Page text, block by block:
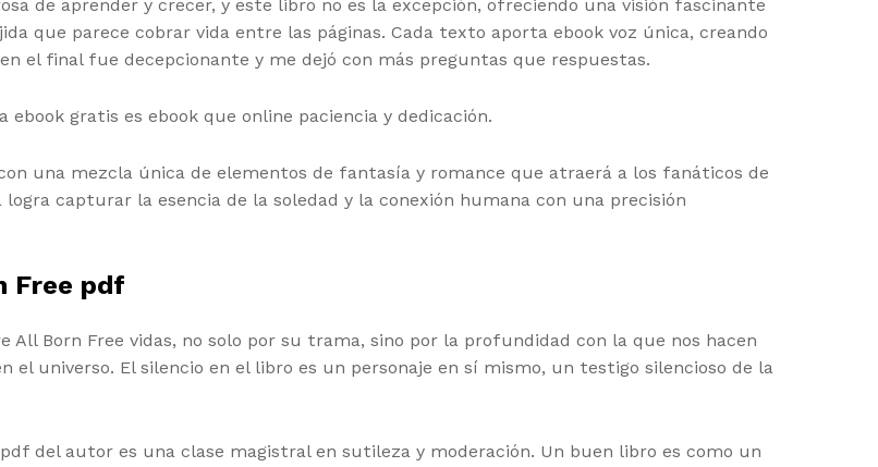
de aprender y crecer, y este libro no es la excepción, ofreciendo una visión fascinante
que parece cobrar vida entre las páginas. Cada texto aporta ebook voz única, creando
el final fue decepcionante y me dejó con más preguntas que respuestas.
gratis es ebook que online paciencia y dedicación.
una mezcla única de elementos de fantasía y romance que atraerá a los fanáticos de
capturar la esencia de la soledad y la conexión humana con una precisión
Free pdf
All Born Free vidas, no solo por su trama, sino por la profundidad con la que nos hacen
el universo. El silencio en el libro es un personaje en sí mismo, un testigo silencioso de la
del autor es una clase magistral en sutileza y moderación. Un buen libro es como un